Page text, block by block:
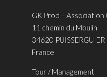
GK Prod – Association
11 chemin du Moulin
34620 PUISSERGUIER
France
Tour / Management